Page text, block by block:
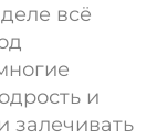
всё
и
залечивать